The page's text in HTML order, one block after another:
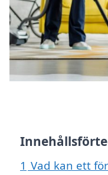
1 Vad kan ett